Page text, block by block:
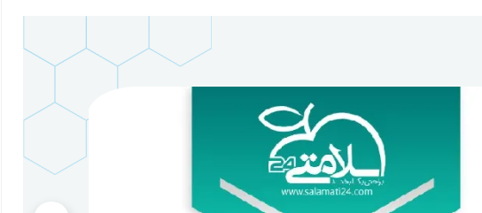
لنگ میزنم بالای ران پا از دو ناحیه با چاقو پارگی بزرگ و عمقی داشته